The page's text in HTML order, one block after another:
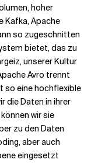
hoher
Kafka, Apache
so zugeschnitten
bietet, das zu
unserer Kultur
Avro trennt
so eine hochflexible
die Daten in ihrer
wir sie
zu den Daten
aber auch
eingesetzt